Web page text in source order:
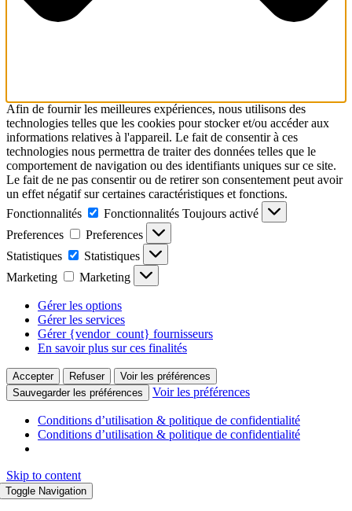
Afin de fournir les meilleures expériences, nous utilisons des
technologies telles que les cookies pour stocker et/ou accéder aux
informations relatives à l'appareil. Le fait de consentir à ces
technologies nous permettra de traiter des données telles que le
comportement de navigation ou des identifiants uniques sur ce site.
Le fait de ne pas consentir ou de retirer son consentement peut avoir
un effet négatif sur certaines caractéristiques et fonctions.
Fonctionnalités
Fonctionnalités Toujours activé
Preferences
Preferences
Statistiques
Statistiques
Marketing
Marketing
Gérer les options
Gérer les services
Gérer {vendor_count} fournisseurs
En savoir plus sur ces finalités
Accepter Refuser
Voir les préférences
Sauvegarder les préférences
Voir les préférences
Conditions d’utilisation & politique de confidentialité
Conditions d’utilisation & politique de confidentialité
Skip to content
Toggle Navigation